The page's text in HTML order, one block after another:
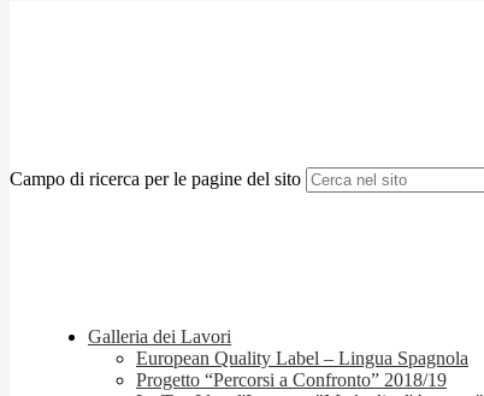
Campo di ricerca per le pagine del sito
Galleria dei Lavori
European Quality Label – Lingua Spagnola
Progetto “Percorsi a Confronto” 2018/19